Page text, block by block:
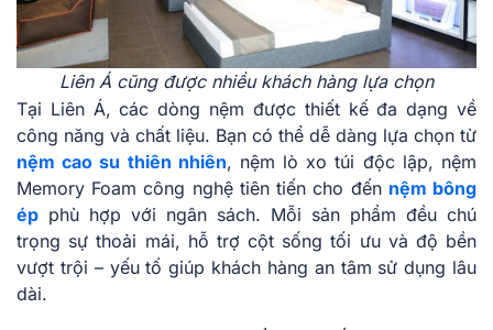
Liên Á cũng được nhiều khách hàng lựa chọn
Tại Liên Á, các dòng nệm được thiết kế đa dạng về
công năng và chất liệu. Bạn có thể dễ dàng lựa chọn từ
nệm cao su thiên nhiên, nệm lò xo túi độc lập, nệm
Memory Foam công nghệ tiên tiến cho đến nệm bông
ép phù hợp với ngân sách. Mỗi sản phẩm đều chú
trọng sự thoải mái, hỗ trợ cột sống tối ưu và độ bền
vượt trội – yếu tố giúp khách hàng an tâm sử dụng lâu
dài.